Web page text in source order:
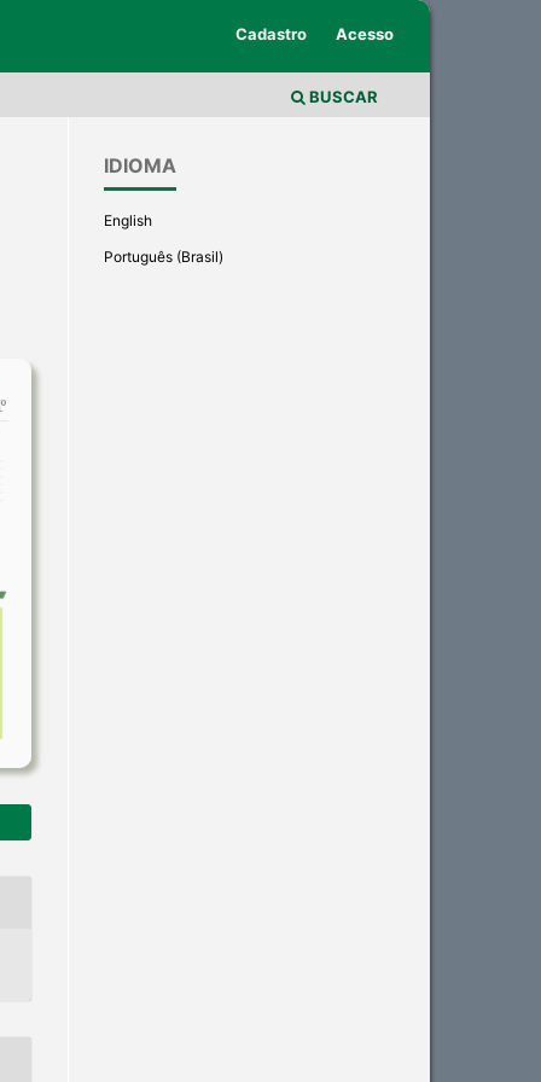
BUSCAR
Cadastro Acesso
IDIOMA
English
Português (Brasil)